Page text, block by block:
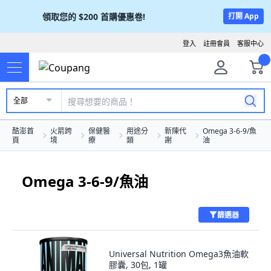
領取您的 $200 首購優惠卷! 打開 App
客服中心
註冊會員
登入
全部
酷澎首
頁
火箭跨
境
保健醫
療
用途分
類
新陳代
謝
Omega 3-6-9/魚
油
Omega 3-6-9/魚油
篩選器
Universal Nutrition Omega3魚油軟
膠囊, 30包, 1罐